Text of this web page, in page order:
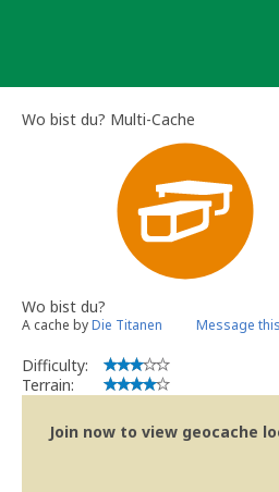
Wo bist du? Multi-Cache
Wo bist du?
A cache byDie Titanen Message
Difficulty:
Terrain:
Join now to view geocache